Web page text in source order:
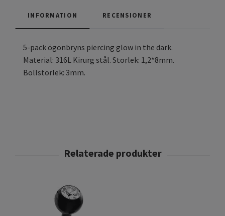
INFORMATION RECENSIONER
5-pack ögonbryns piercing glow in the dark.
Material: 316L Kirurg stål. Storlek: 1,2*8mm.
Bollstorlek: 3mm.